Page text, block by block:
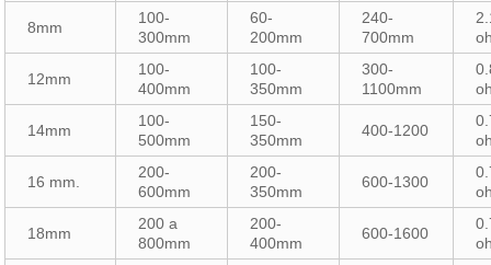
8mm
100-
300mm
60-
200mm
240-
700mm
12mm
100-
400mm
100-
350mm
300-
1100mm
14mm
100-
500mm
150-
350mm
400-1200
16 mm.
200-
600mm
200-
350mm
600-1300
18mm
200 a
800mm
200-
400mm
600-1600